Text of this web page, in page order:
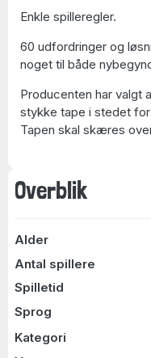
Overblik
Alder
Antal spillere
Spilletid
Sprog
Kategori
Enkle spilleregler.
60 udfordringer og
noget til både
Producenten har valgt
stykke tape i stedet
Tapen skal skæres